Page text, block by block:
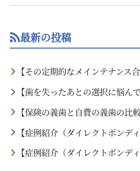
最新の投稿
【その定期的なメインテナンス
【歯を失ったあとの選択に悩ん
【保険の義歯と自費の義歯の比較
【症例紹介（ダイレクトボンデ
【症例紹介（ダイレクトボンデ